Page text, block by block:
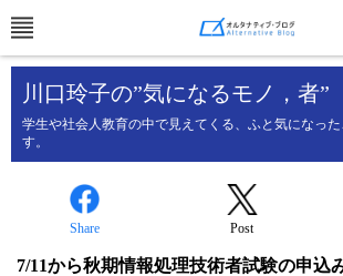
川口玲子の”気になるモノ，者”
学生や社会人教育の中で見えてくる、ふと気になっ
す。
Share Post
7/11から秋期情報処理技術者試験の申込